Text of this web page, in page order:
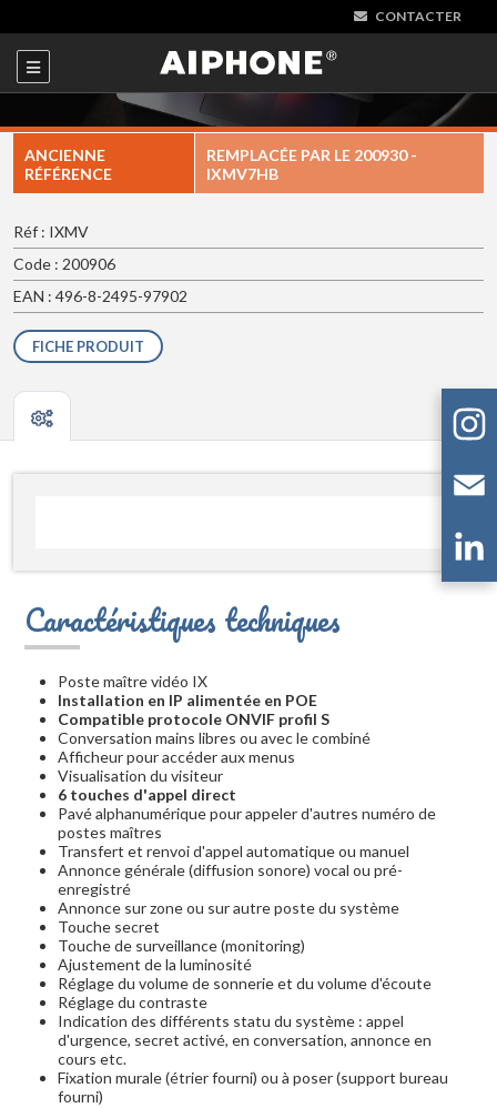
CONTACTER
ANCIENNE
RÉFÉRENCE
REMPLACÉE PAR LE 200930 -
IXMV7HB
Réf : IXMV
Code : 200906
EAN : 496-8-2495-97902
FICHE PRODUIT
Caractéristiques techniques
Poste maître vidéo IX
Installation en IP alimentée en POE
Compatible protocole ONVIF profil S
Conversation mains libres ou avec le combiné
Afficheur pour accéder aux menus
Visualisation du visiteur
6 touches d'appel direct
Pavé alphanumérique pour appeler d'autres numéro de
postes maîtres
Transfert et renvoi d'appel automatique ou manuel
Annonce générale (diffusion sonore) vocal ou pré-
enregistré
Annonce sur zone ou sur autre poste du système
Touche secret
Touche de surveillance (monitoring)
Ajustement de la luminosité
Réglage du volume de sonnerie et du volume d'écoute
Réglage du contraste
Indication des différents statu du système : appel
d'urgence, secret activé, en conversation, annonce en
cours etc.
Fixation murale (étrier fourni) ou à poser (support bureau
fourni)